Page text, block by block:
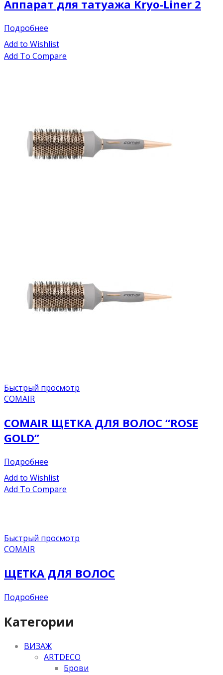
Аппарат для татуажа Kryo-Liner 2
Подробнее
Add to Wishlist
Add To Compare
Быстрый просмотр
COMAIR
COMAIR ЩЕТКА ДЛЯ ВОЛОС “ROSE
GOLD”
Подробнее
Add to Wishlist
Add To Compare
Быстрый просмотр
COMAIR
ЩЕТКА ДЛЯ ВОЛОС
Подробнее
Категории
ВИЗАЖ
ARTDECO
Брови